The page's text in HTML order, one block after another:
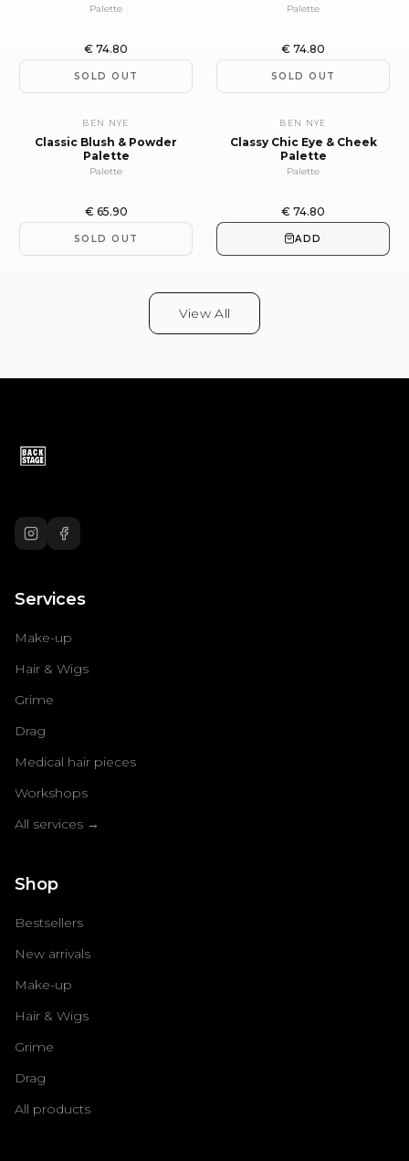
Palette
€ 74.80
SOLD OUT
Palette
€ 74.80
SOLD OUT
BEN NYE
Classic Blush & Powder
Palette
Palette
€ 65.90
SOLD OUT
BEN NYE
Classy Chic Eye & Cheek
Palette
Palette
€ 74.80
ADD
View All
Services
Make-up
Hair & Wigs
Grime
Drag
Medical hair pieces
Workshops
All services →
Shop
Bestsellers
New arrivals
Make-up
Hair & Wigs
Grime
Drag
All products